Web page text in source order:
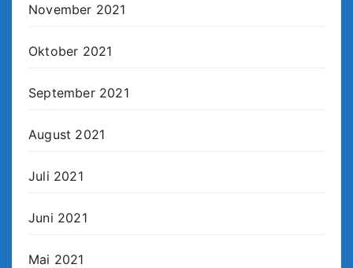
November 2021
Oktober 2021
September 2021
August 2021
Juli 2021
Juni 2021
Mai 2021